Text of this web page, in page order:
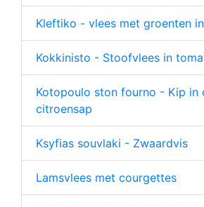
Kleftiko - vlees met groenten
Kokkinisto - Stoofvlees in
Kotopoulo ston fourno - Kip in
citroensap
Ksyfias souvlaki - Zwaardvis
Lamsvlees met courgettes